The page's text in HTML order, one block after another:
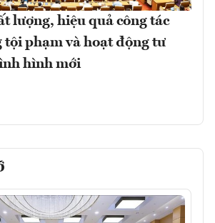
lượng, hiệu quả công tác
tội phạm và hoạt động tư
hình mới